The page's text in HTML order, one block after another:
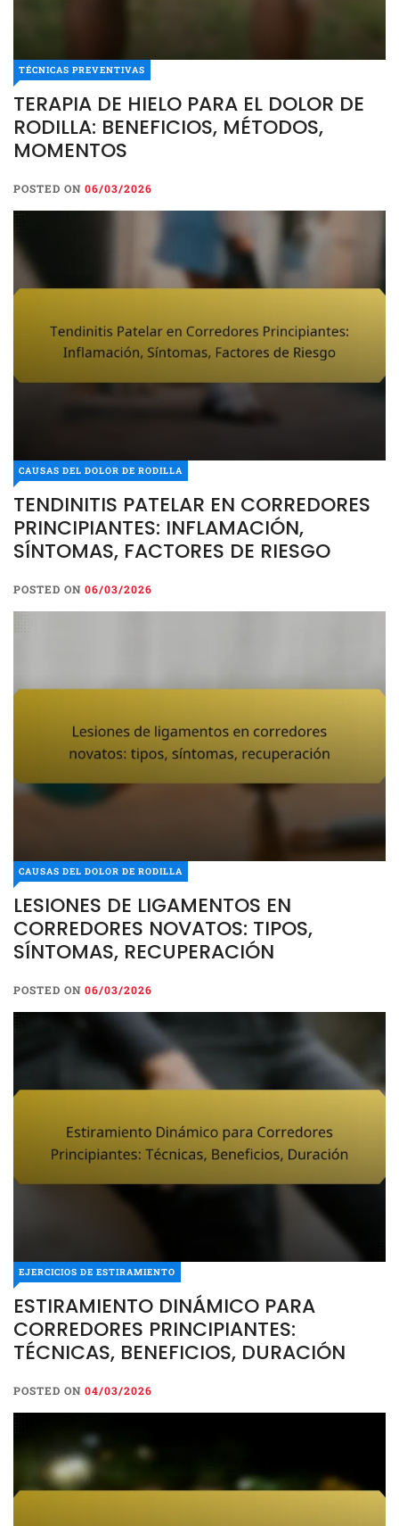
TÉCNICAS PREVENTIVAS
TERAPIA DE HIELO PARA EL DOLOR DE
RODILLA: BENEFICIOS, MÉTODOS,
MOMENTOS
POSTED ON 06/03/2026
CAUSAS DEL DOLOR DE RODILLA
TENDINITIS PATELAR EN CORREDORES
PRINCIPIANTES: INFLAMACIÓN,
SÍNTOMAS, FACTORES DE RIESGO
POSTED ON 06/03/2026
CAUSAS DEL DOLOR DE RODILLA
LESIONES DE LIGAMENTOS EN
CORREDORES NOVATOS: TIPOS,
SÍNTOMAS, RECUPERACIÓN
POSTED ON 06/03/2026
EJERCICIOS DE ESTIRAMIENTO
ESTIRAMIENTO DINÁMICO PARA
CORREDORES PRINCIPIANTES:
TÉCNICAS, BENEFICIOS, DURACIÓN
POSTED ON 04/03/2026